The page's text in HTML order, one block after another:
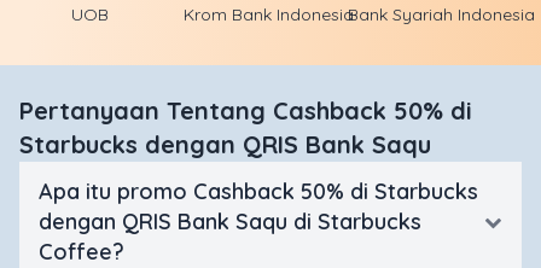
UOB Krom Bank IndonesiaBank Syariah Indonesia
Pertanyaan Tentang Cashback 50% di
Starbucks dengan QRIS Bank Saqu
Apa itu promo Cashback 50% di Starbucks
dengan QRIS Bank Saqu di Starbucks
Coffee?